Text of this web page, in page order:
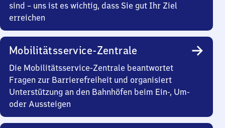
sind – uns ist es wichtig, dass Sie gut Ihr Ziel
erreichen
Mobilitätsservice-Zentrale
Die Mobilitätsservice-Zentrale beantwortet
Fragen zur Barrierefreiheit und organisiert
Unterstützung an den Bahnhöfen beim Ein-, Um-
oder Aussteigen